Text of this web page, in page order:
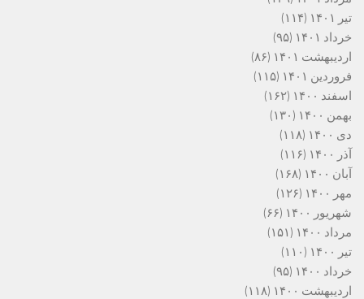
تیر ۱۴۰۱
(۱۱۴)
خرداد ۱۴۰۱
(۹۵)
اردیبهشت ۱۴۰۱
(۸۶)
فروردین ۱۴۰۱
(۱۱۵)
اسفند ۱۴۰۰
(۱۶۲)
بهمن ۱۴۰۰
(۱۳۰)
دی ۱۴۰۰
(۱۱۸)
آذر ۱۴۰۰
(۱۱۶)
آبان ۱۴۰۰
(۱۶۸)
مهر ۱۴۰۰
(۱۲۶)
شهریور ۱۴۰۰
(۶۶)
مرداد ۱۴۰۰
(۱۵۱)
تیر ۱۴۰۰
(۱۱۰)
خرداد ۱۴۰۰
(۹۵)
اردیبهشت ۱۴۰۰
(۱۱۸)